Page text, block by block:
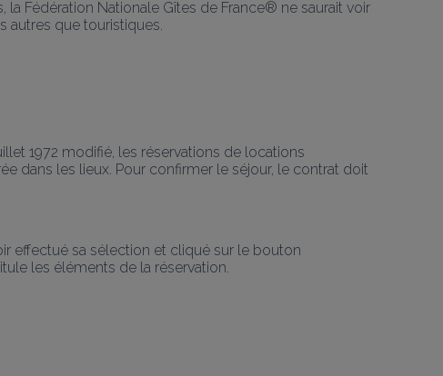
Fédération Nationale Gîtes de France® ne saurait voir
autres que touristiques.
1972 modifié, les réservations de locations
dans les lieux. Pour confirmer le séjour, le contrat doit
effectué sa sélection et cliqué sur le bouton
les éléments de la réservation.